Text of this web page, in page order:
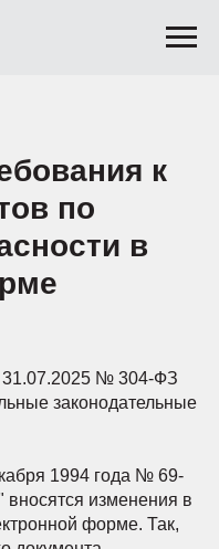
к
по
в
31.07.2025 № 304-ФЗ
законодательные
1994 года № 69-
изменения в
форме. Так,